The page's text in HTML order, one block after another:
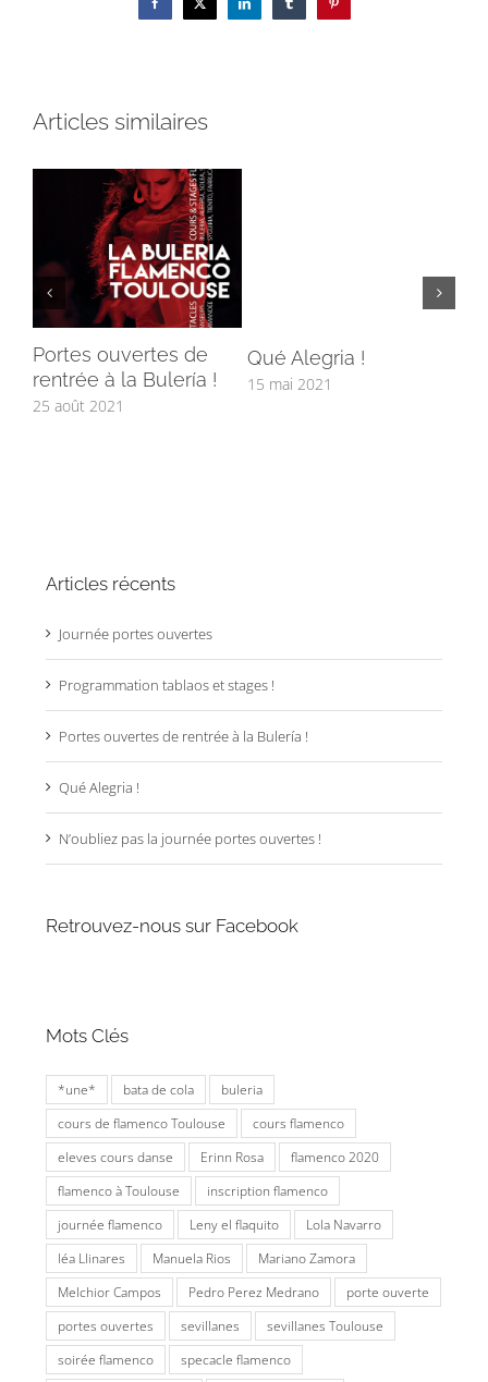
FacebookX LinkedInTumblr Pinterest
Articles similaires
Portes ouvertes de
rentrée à la Bulería !
25 août 2021
Qué Alegria !
15 mai 2021
Articles récents
Journée portes ouvertes
Programmation tablaos et stages !
Portes ouvertes de rentrée à la Bulería !
Qué Alegria !
N’oubliez pas la journée portes ouvertes !
Retrouvez-nous sur Facebook
Mots Clés
*une* bata de cola
buleria
cours de flamenco Toulouse
cours flamenco
eleves cours danse
Erinn Rosa
flamenco 2020
flamenco à Toulouse
inscription flamenco
journée flamenco
Leny el flaquito
Lola Navarro
léa Llinares
Manuela Rios
Mariano Zamora
Melchior Campos
Pedro Perez Medrano
porte ouverte
portes ouvertes
sevillanes
sevillanes Toulouse
soirée flamenco
specacle flamenco